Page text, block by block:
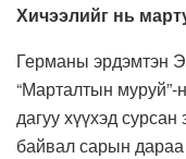
Хичээлийг нь
Германы эрдэмтэн
“Марталтын
дагуу хүүхэд
байвал сарын дараа